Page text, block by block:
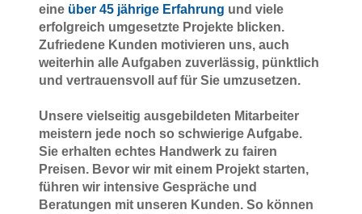
eine über 45 jährige Erfahrung und viele
erfolgreich umgesetzte Projekte blicken.
Zufriedene Kunden motivieren uns, auch
weiterhin alle Aufgaben zuverlässig, pünktlich
und vertrauensvoll auf für Sie umzusetzen.
Unsere vielseitig ausgebildeten Mitarbeiter
meistern jede noch so schwierige Aufgabe.
Sie erhalten echtes Handwerk zu fairen
Preisen. Bevor wir mit einem Projekt starten,
führen wir intensive Gespräche und
Beratungen mit unseren Kunden. So können